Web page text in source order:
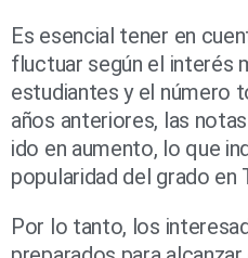
Es esencial tener en
fluctuar según el interés
estudiantes y el número
años anteriores, las
ido en aumento, lo que
popularidad del grado en
Por lo tanto, los